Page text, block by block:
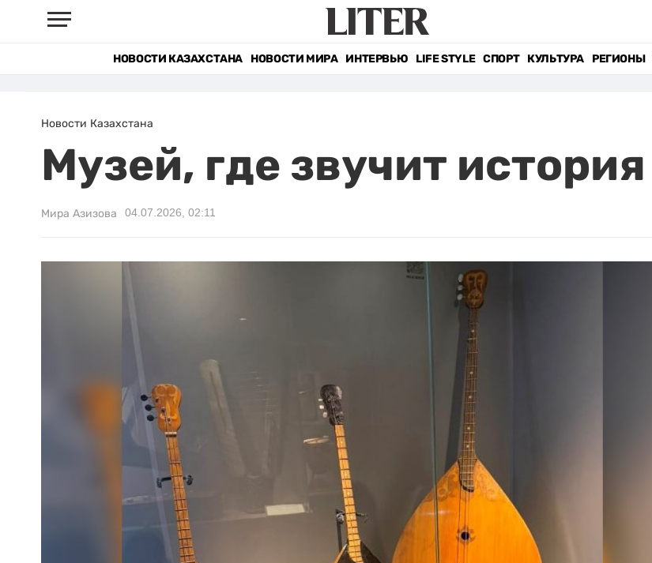
НОВОСТИ КАЗАХСТАНА НОВОСТИ МИРА ИНТЕРВЬЮ LIFE STYLE СПОРТ КУЛЬТУРА РЕГИОНЫ
Новости Казахстана
Музей, где звучит история
Мира Азизова 04.07.2026, 02:11